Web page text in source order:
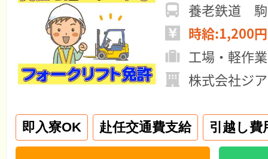
養老鉄道 駒
時給:1,200
工場・軽作業
株式会社ジ
即入寮OK 赴任交通費支給 引越し費